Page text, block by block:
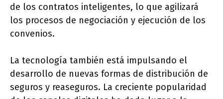
de los contratos inteligentes, lo que agilizará
los procesos de negociación y ejecución de los
convenios.
La tecnología también está impulsando el
desarrollo de nuevas formas de distribución de
seguros y reaseguros. La creciente popularidad